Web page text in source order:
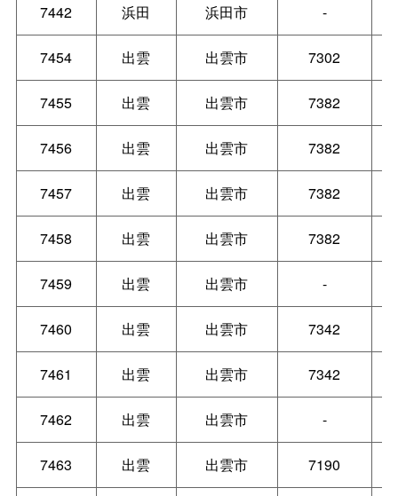
7442 浜田 浜田市 -
7454 出雲 出雲市 7302
7455 出雲 出雲市 7382
7456 出雲 出雲市 7382
7457 出雲 出雲市 7382
7458 出雲 出雲市 7382
7459 出雲 出雲市 -
7460 出雲 出雲市 7342
7461 出雲 出雲市 7342
7462 出雲 出雲市 -
7463 出雲 出雲市 7190